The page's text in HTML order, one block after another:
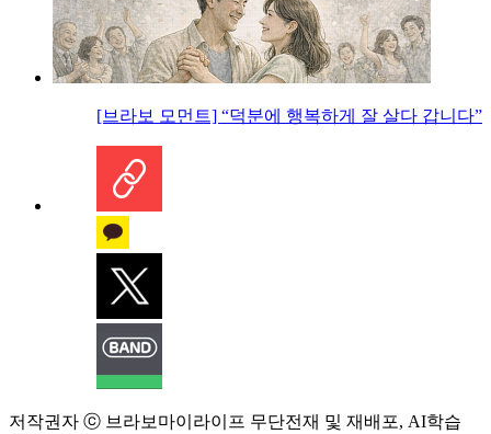
[브라보 모먼트] “덕분에 행복하게 잘 살다 갑니다”
저작권자 ⓒ 브라보마이라이프 무단전재 및 재배포, AI학습